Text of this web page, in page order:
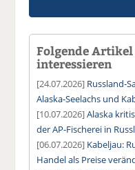
Folgende
interessieren
[24.07.2026] Russland-
Alaska-Seelachs und
[10.07.2026]Alaska
der AP-Fischerei in
[06.07.2026] Kabeljau:
Handel als Preise